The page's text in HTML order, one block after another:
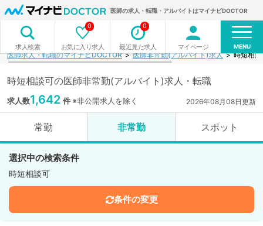
医師の求人・転職・アルバイトはマイナビDOCTOR
求人検索 お気に入り求人
0
最近見た求人
0
マイページ MENU
医師求人・転職のマイナビDOCTOR 医師非常勤(アルバイト)求人 時短相
時短相談可の医師非常勤(アルバイト)求人・転職
求人数1,642 件※非公開求人を除く 2026年08月08日更新
常勤 非常勤 スポット
選択中の検索条件
時短相談可
条件の変更